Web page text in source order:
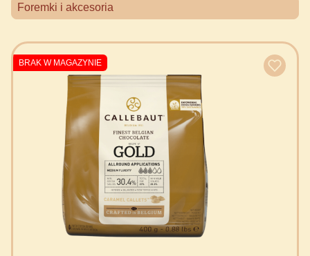
Foremki i akcesoria
BRAK W MAGAZYNIE